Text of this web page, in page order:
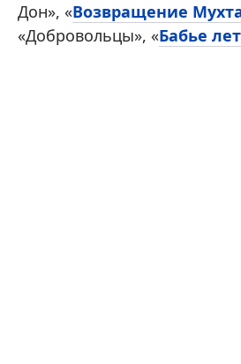
Дон», «Возвращение
«Добровольцы», «Бабье